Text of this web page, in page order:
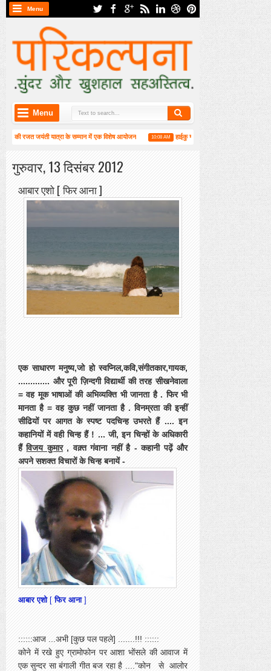
Menu
Menu
जयंती यात्रा के सम्मान में एक विशेष आयोजन 10:08 AM हाईकु गंगा पटल पर हाइगा की कार्यशाला संपन्न
गुरुवार, 13 दिसंबर 2012
आबार एशो [ फिर आना ]
एक साधारण मनुष्य,जो हो स्वप्निल,कवि,संगीतकार,गायक,
............. और पूरी ज़िन्दगी विद्यार्थी की तरह सीखनेवाला
= वह मूक भाषाओं की अभिव्यक्ति भी जानता है . फिर भी
मानता है = वह कुछ नहीं जानता है . विनम्रता की इन्हीं
सीढियों पर आगत के स्पष्ट पदचिन्ह उभरते हैं .... इन
कहानियों में वही चिन्ह हैं ! ... जी, इन चिन्हों के अधिकारी
हैंविजय कुमार, वक़्त गंवाना नहीं है - कहानी पढ़ें और
अपने सशक्त विचारों के चिन्ह बनायें -
आबार एशो[फिर आना]
::::::आज ...अभी [कुछ पल पहले] .......!!! ::::::
कोने में रखे हुए ग्रामोफोन पर आशा भोंसले की आवाज में
एक सुन्दर सा बंगाली गीत बज रहा है ...."कोन से आलोर